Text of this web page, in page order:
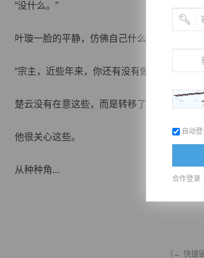
“没什么。”
叶璇一脸的平静，仿佛自己什么都没有说。
“宗主，近些年来，你还有没有做那种奇怪的
楚云没有在意这些，而是转移了话题。
他很关心这些。
从种种角...
（← 快捷
自动登
合作登录